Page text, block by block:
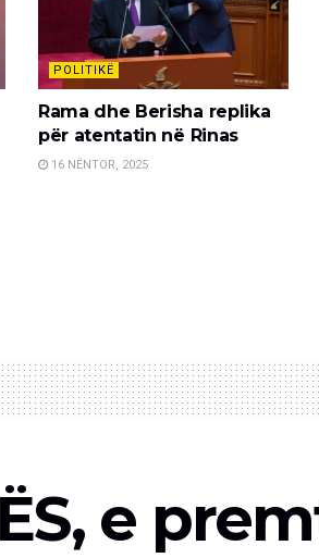
POLITIKË
Rama dhe Berisha replika
për atentatin në Rinas
16 NËNTOR, 2025
e